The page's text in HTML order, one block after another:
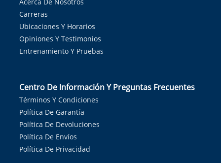
Carreras
Ubicaciones Y Horarios
Opiniones Y Testimonios
Entrenamiento Y Pruebas
Centro De Información Y Preguntas Frecuentes
Términos Y Condiciones
Política De Garantía
Política De Devoluciones
Política De Envíos
Política De Privacidad